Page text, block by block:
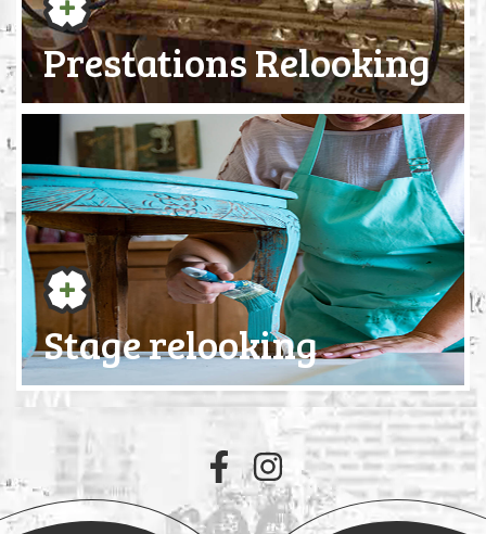
Prestations Relooking
Stage relooking